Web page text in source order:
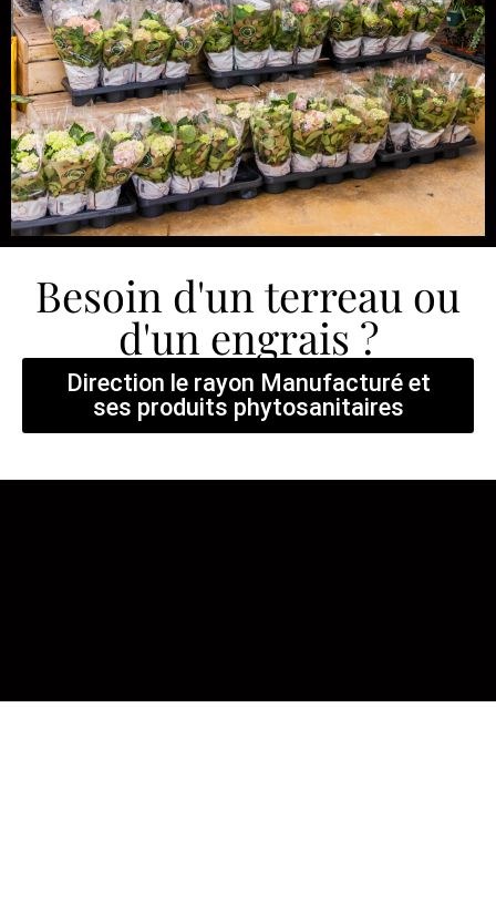
Besoin d'un terreau ou
d'un engrais ?
Direction le rayon Manufacturé et
ses produits phytosanitaires